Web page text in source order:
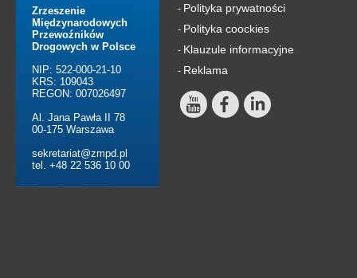
Zrzeszenie
Międzynarodowych
Przewoźników
Drogowych w Polsce
NIP: 522-000-21-10
KRS: 109043
REGON: 007026497
Al. Jana Pawła II 78
00-175 Warszawa
sekretariat@zmpd.pl
tel. +48 22 536 10 00
- Polityka prywatności
- Polityka coockies
- Klauzule informacyjne
- Reklama